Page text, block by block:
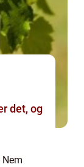
det, og
Nem